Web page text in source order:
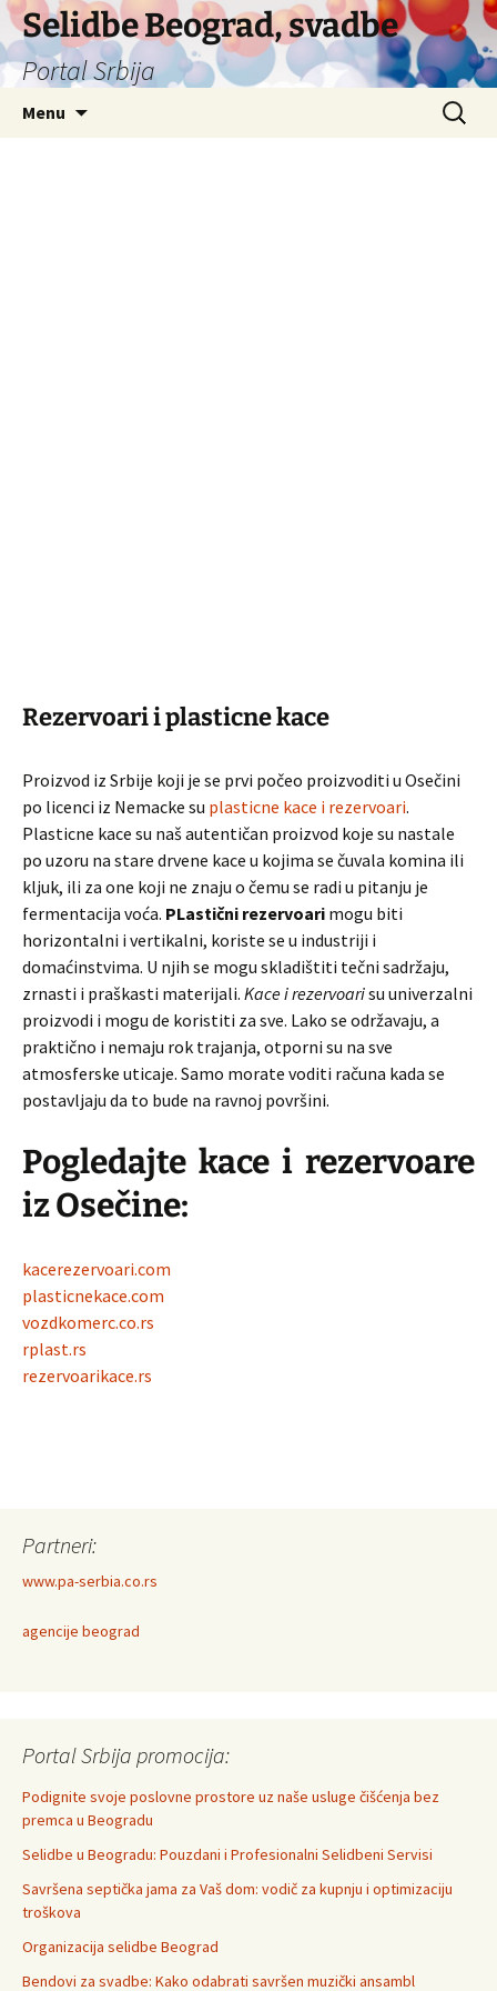
Selidbe Beograd, svadbe
Portal Srbija
Menu
Search
for:
Rezervoari i plasticne kace
Proizvod iz Srbije koji je se prvi počeo proizvoditi u Osečini
po licenci iz Nemacke su plasticne kace i rezervoari.
Plasticne kace su naš autentičan proizvod koje su nastale
po uzoru na stare drvene kace u kojima se čuvala komina ili
kljuk, ili za one koji ne znaju o čemu se radi u pitanju je
fermentacija voća. PLastični rezervoari mogu biti
horizontalni i vertikalni, koriste se u industriji i
domaćinstvima. U njih se mogu skladištiti tečni sadržaju,
zrnasti i praškasti materijali. Kace i rezervoarisu univerzalni
proizvodi i mogu de koristiti za sve. Lako se održavaju, a
praktično i nemaju rok trajanja, otporni su na sve
atmosferske uticaje. Samo morate voditi računa kada se
postavljaju da to bude na ravnoj površini.
Pogledajte kace i rezervoare
iz Osečine:
kacerezervoari.com
plasticnekace.com
vozdkomerc.co.rs
rplast.rs
rezervoarikace.rs
Partneri:
www.pa-serbia.co.rs
agencije beograd
Portal Srbija promocija:
Podignite svoje poslovne prostore uz naše usluge čišćenja bez
premca u Beogradu
Selidbe u Beogradu: Pouzdani i Profesionalni Selidbeni Servisi
Savršena septička jama za Vaš dom: vodič za kupnju i optimizaciju
troškova
Organizacija selidbe Beograd
Bendovi za svadbe: Kako odabrati savršen muzički ansambl